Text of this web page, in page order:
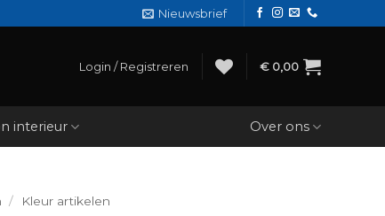
Nieuwsbrief
Login / Registreren € 0,00
interieur Over ons
/ Kleur artikelen